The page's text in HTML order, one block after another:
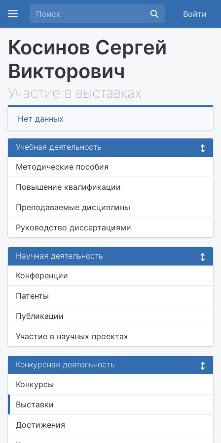
Войти
Косинов Сергей
Викторович
Участие в выставках
Нет данных
Учебная деятельность
Методические пособия
Повышение квалификации
Преподаваемые дисциплины
Руководство диссертациями
Научная деятельность
Конференции
Патенты
Публикации
Участие в научных проектах
Конкурсная деятельность
Конкурсы
Выставки
Достижения